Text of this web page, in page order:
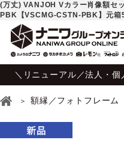
(万丈) VANJOH Vカラー肖像額セ
PBK【VSCMG-CSTN-PBK】元箱
＼リニューアル／法人・個
額縁／フォトフレーム